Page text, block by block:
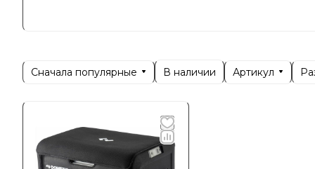
Сегодня
Сначала популярные В наличии Артикул